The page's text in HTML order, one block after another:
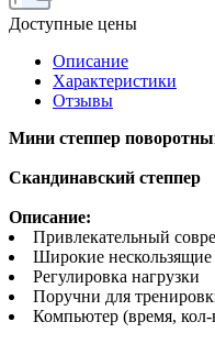
Доступные цены
Описание
Характеристики
Отзывы
Мини степпер
Скандинавский степпер
Описание:
Привлекательный
Широкие
Регулировка нагрузки
Поручни для
Компьютер (время,